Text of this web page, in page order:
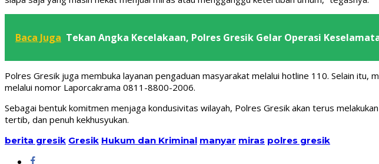
Baca Juga Tekan Angka Kecelakaan, Polres Gresik Gelar Operasi
Polres Gresik juga membuka layanan pengaduan masyarakat melalui hotline 110. Selain
melalui nomor Laporcakrama 0811-8800-2006.
Sebagai bentuk komitmen menjaga kondusivitas wilayah, Polres Gresik akan terus
tertib, dan penuh kekhusyukan.
berita gresik Gresik Hukum dan Kriminal manyar miras polres gresik